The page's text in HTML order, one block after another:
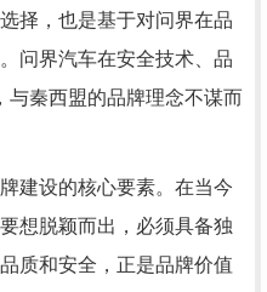
择，也是基于对问界在品
问界汽车在安全技术、品
与秦西盟的品牌理念不谋而
建设的核心要素。在当今
想脱颖而出，必须具备独
质和安全，正是品牌价值